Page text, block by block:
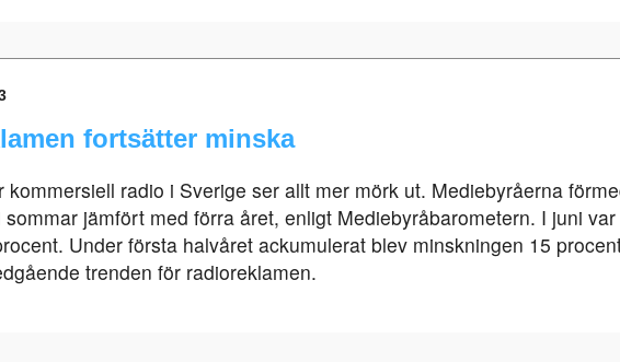
fortsätter minska
kommersiell radio i Sverige ser allt mer mörk ut. Mediebyråerna
sommar jämfört med förra året, enligt Mediebyråbarometern. I juni
Under första halvåret ackumulerat blev minskningen 15
trenden för radioreklamen.